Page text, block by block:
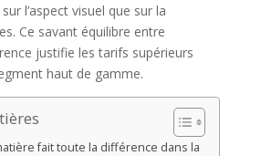
l’aspect visuel que sur la
Ce savant équilibre entre
justifie les tarifs supérieurs
haut de gamme.
fait toute la différence dans la